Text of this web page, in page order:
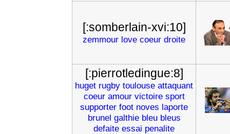
[:somberlain-xvi:10]
zemmour love coeur droite
[:pierrotledingue:8]
huget rugby toulouse attaquant
coeur amour victoire sport
supporter foot noves laporte
brunel galthie bleu bleus
defaite essai penalite